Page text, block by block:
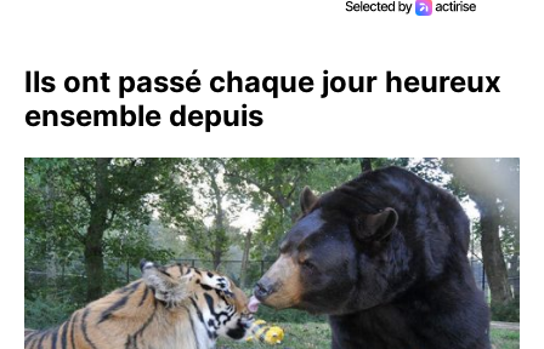
Ils ont passé chaque jour heureux
ensemble depuis